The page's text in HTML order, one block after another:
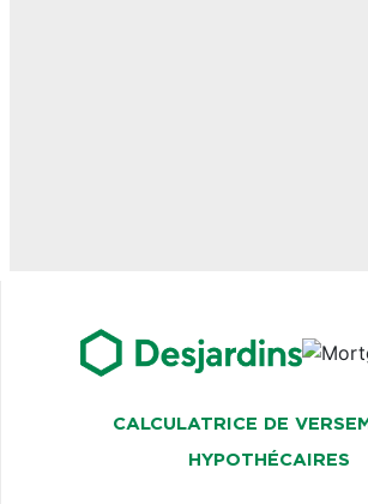
CALCULATRICE DE
HYPOTHÉCAIRES